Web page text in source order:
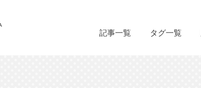
記事一覧 タグ一覧